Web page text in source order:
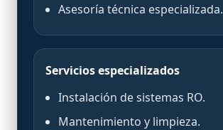
Asesoría técnica especializada.
Servicios especializados
Instalación de sistemas RO.
Mantenimiento y limpieza.